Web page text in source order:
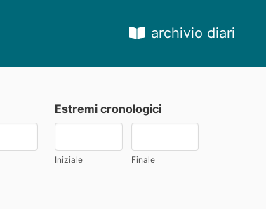
archivio diari
Estremi cronologici
Iniziale Finale